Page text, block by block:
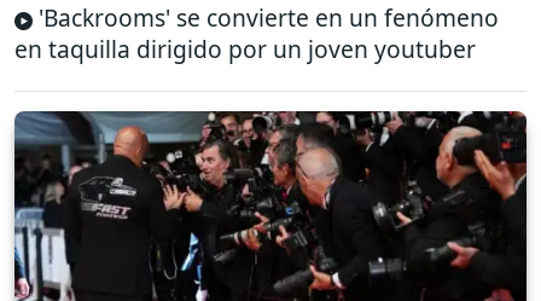
'Backrooms' se convierte en un fenómeno
en taquilla dirigido por un joven youtuber